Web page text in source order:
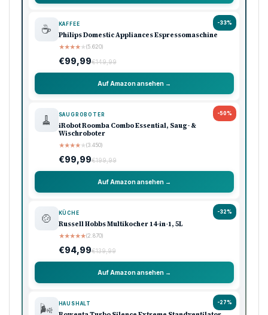
-33%
☕ KAFFEE
Philips Domestic Appliances Espressomaschine
★★★★★(5.620)
€99,99€149,99
Auf Amazon ansehen →
-50%
🧹 SAUGROBOTER
iRobot Roomba Combo Essential, Saug- &
Wischroboter
★★★★★(3.450)
€99,99€199,99
Auf Amazon ansehen →
-32%
🍲 KÜCHE
Russell Hobbs Multikocher 14-in-1, 5L
★★★★★(2.870)
€94,99€139,99
Auf Amazon ansehen →
-27%
🌬️ HAUSHALT